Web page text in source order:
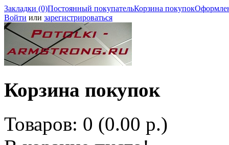
Закладки (0)Постоянный покупательКорзина покупок
Войти или зарегистрироваться
Корзина покупок
Товаров: 0 (0.00 р.)